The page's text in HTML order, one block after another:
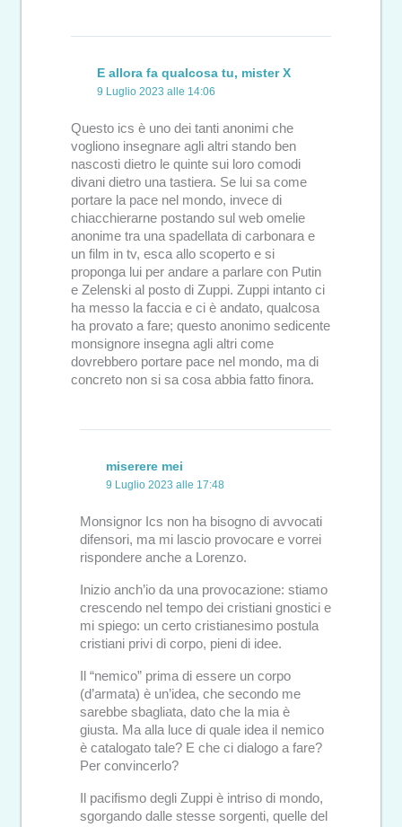
E allora fa qualcosa tu, mister X
9 Luglio 2023 alle 14:06
Questo ics è uno dei tanti anonimi che
vogliono insegnare agli altri stando ben
nascosti dietro le quinte sui loro comodi
divani dietro una tastiera. Se lui sa come
portare la pace nel mondo, invece di
chiacchierarne postando sul web omelie
anonime tra una spadellata di carbonara e
un film in tv, esca allo scoperto e si
proponga lui per andare a parlare con Putin
e Zelenski al posto di Zuppi. Zuppi intanto ci
ha messo la faccia e ci è andato, qualcosa
ha provato a fare; questo anonimo sedicente
monsignore insegna agli altri come
dovrebbero portare pace nel mondo, ma di
concreto non si sa cosa abbia fatto finora.
miserere mei
9 Luglio 2023 alle 17:48
Monsignor Ics non ha bisogno di avvocati
difensori, ma mi lascio provocare e vorrei
rispondere anche a Lorenzo.
Inizio anch’io da una provocazione: stiamo
crescendo nel tempo dei cristiani gnostici e
mi spiego: un certo cristianesimo postula
cristiani privi di corpo, pieni di idee.
Il “nemico” prima di essere un corpo
(d’armata) è un’idea, che secondo me
sarebbe sbagliata, dato che la mia è
giusta. Ma alla luce di quale idea il nemico
è catalogato tale? E che ci dialogo a fare?
Per convincerlo?
Il pacifismo degli Zuppi è intriso di mondo,
sgorgando dalle stesse sorgenti, quelle del